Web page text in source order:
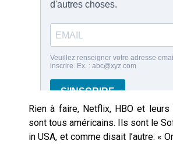
Rien à faire, Netflix, HBO et
sont tous américains. Ils sont le
in USA, et comme disait l’autre: «